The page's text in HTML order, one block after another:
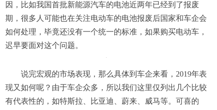
因，比如我国首批新能源汽车的电池近两年已经到了报废
期，很多人可能也在关注电动车的电池报废后国家和车企会
如何处理，毕竟还没有一个统一的标准，如果购买电动车，
迟早要面对这个问题。
说完宏观的市场表现，那么具体到车企来看，2019年表
现又如何呢？由于车企众多，所以我们这里仅列出几个比较
有代表性的，如特斯拉、比亚迪、蔚来、威马等。可喜的